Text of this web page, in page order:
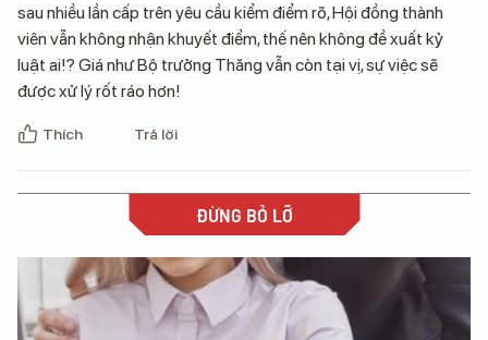
sau nhiều lần cấp trên yêu cầu kiểm điểm rõ, Hội đồng thành
viên vẫn không nhận khuyết điểm, thế nên không đề xuất kỷ
luật ai!? Giá như Bộ trưởng Thăng vẫn còn tại vị, sự việc sẽ
được xử lý rốt ráo hơn!
Thích Trả lời
ĐỪNG BỎ LỠ